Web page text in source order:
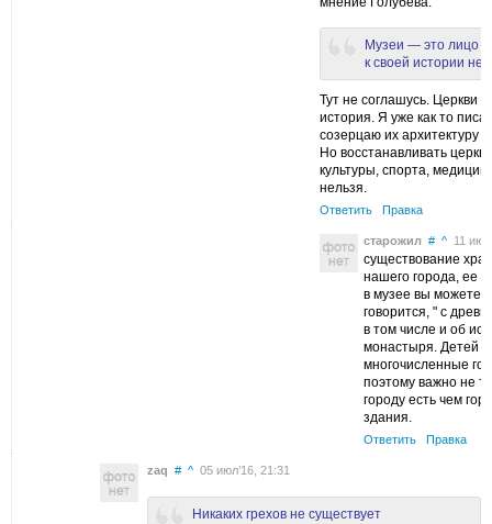
Музеи — это лицо
к своей истории
Тут не соглашусь. Церкви
история. Я уже как то
созерцаю их архитектуру
Но восстанавливать
культуры, спорта,
нельзя.
Ответить Правка
старожил # ^ 11
существование
нашего города, ее
в музее вы можете
говорится, " с
в том числе и об
монастыря. Детей с
многочисленные
поэтому важно не
городу есть чем
здания.
Ответить Правка
zaq # ^ 05 июл’16, 21:31
Никаких грехов не существует